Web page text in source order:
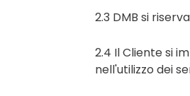
2.3 DMB si
2.4 Il Cliente si
nell'utilizzo dei